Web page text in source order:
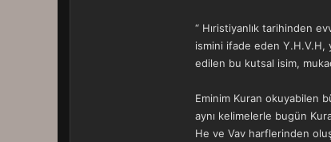
“ Hıristiyanlık tarihinden
ismini ifade eden Y.H.V.H,
edilen bu kutsal isim,
Eminim Kuran okuyabilen
aynı kelimelerle bugün
He ve Vav harflerinden